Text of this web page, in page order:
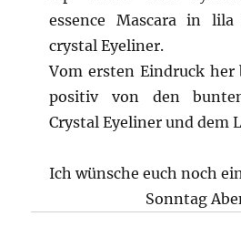
essence Mascara in
crystal Eyeliner.
Vom ersten Eindruck
positiv von den
Crystal Eyeliner und dem
Ich wünsche euch noch
Sonntag